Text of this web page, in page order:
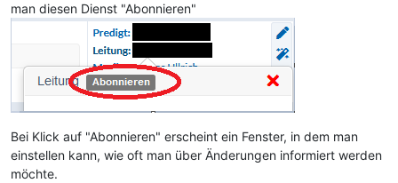
man diesen Dienst "Abonnieren"
Bei Klick auf "Abonnieren" erscheint ein Fenster, in dem man
einstellen kann, wie oft man über Änderungen informiert werden
möchte.